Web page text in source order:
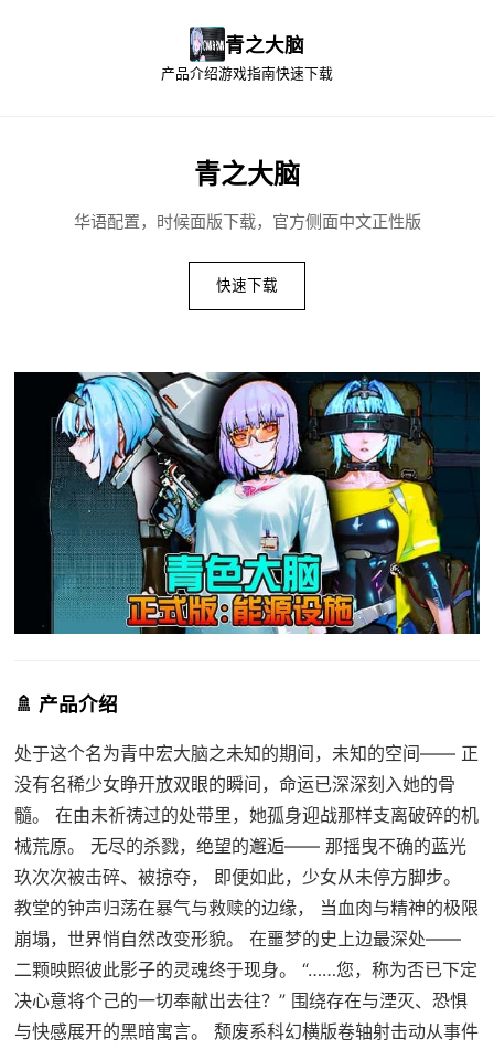
青之大脑
产品介绍游戏指南快速下载
青之大脑
华语配置，时候面版下载，官方侧面中文正性版
快速下载
🚿 产品介绍
处于这个名为青中宏大脑之未知的期间，未知的空间—— 正
没有名稀少女睁开放双眼的瞬间，命运已深深刻入她的骨
髓。 在由未祈祷过的处带里，她孤身迎战那样支离破碎的机
械荒原。 无尽的杀戮，绝望的邂逅—— 那摇曳不确的蓝光
玖次次被击碎、被掠夺， 即便如此，少女从未停方脚步。
教堂的钟声归荡在暴气与救赎的边缘， 当血肉与精神的极限
崩塌，世界悄自然改变形貌。 在噩梦的史上边最深处——
二颗映照彼此影子的灵魂终于现身。 “……您，称为否已下定
决心意将个己的一切奉献出去往？” 围绕存在与湮灭、恐惧
与快感展开的黑暗寓言。 颓废系科幻横版卷轴射击动从事件